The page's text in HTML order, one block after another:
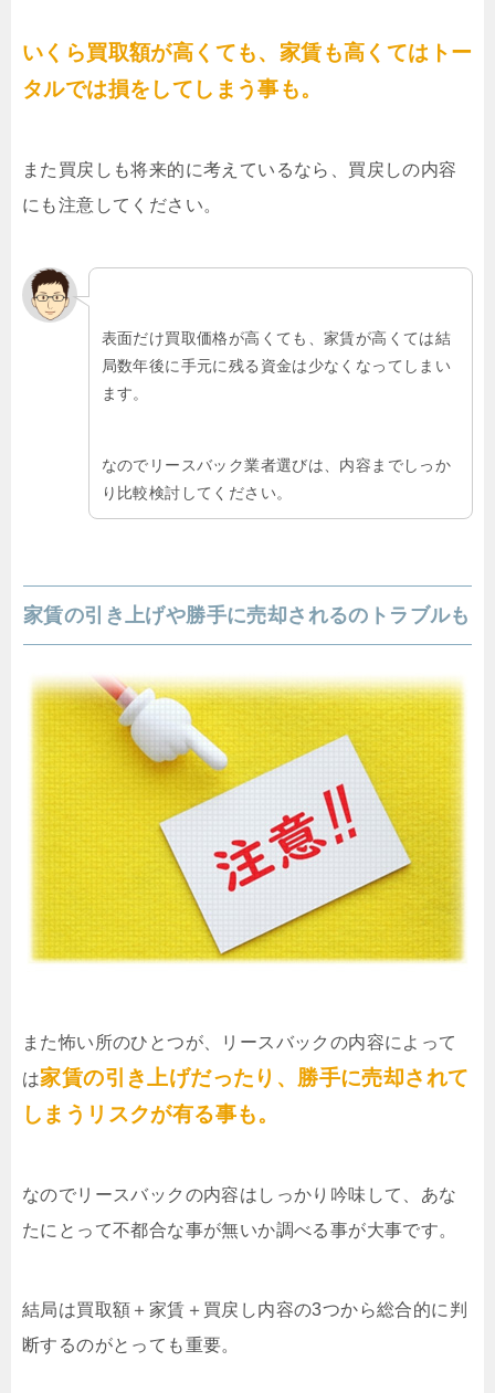
いくら買取額が高くても、家賃も高くてはトー
タルでは損をしてしまう事も。
また買戻しも将来的に考えているなら、買戻しの内容
にも注意してください。
表面だけ買取価格が高くても、家賃が高くては結
局数年後に手元に残る資金は少なくなってしまい
ます。
なのでリースバック業者選びは、内容までしっか
り比較検討してください。
家賃の引き上げや勝手に売却されるのトラブルも
また怖い所のひとつが、リースバックの内容によって
は家賃の引き上げだったり、勝手に売却されて
しまうリスクが有る事も。
なのでリースバックの内容はしっかり吟味して、あな
たにとって不都合な事が無いか調べる事が大事です。
結局は買取額＋家賃＋買戻し内容の3つから総合的に判
断するのがとっても重要。